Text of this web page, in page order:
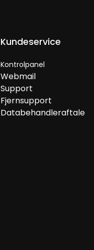
Kundeservice
Kontrolpanel
Webmail
Support
Fjernsupport
Databehandleraftale